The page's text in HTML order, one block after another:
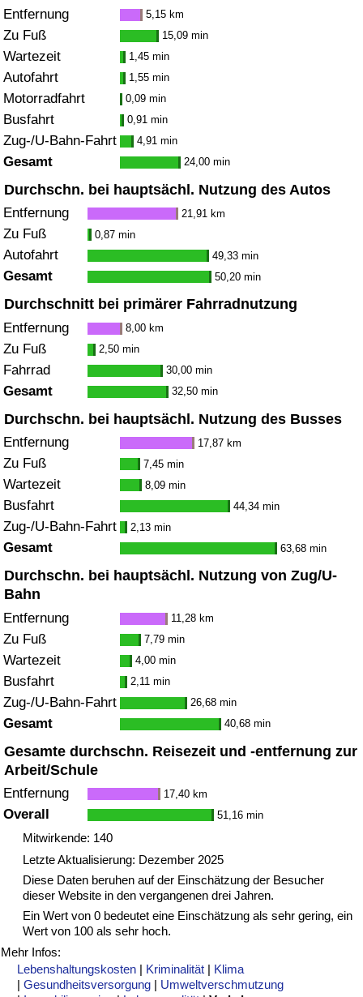
Entfernung 5,15 km
Zu Fuß 15,09 min
Wartezeit 1,45 min
Autofahrt 1,55 min
Motorradfahrt 0,09 min
Busfahrt 0,91 min
Zug-/U-Bahn-Fahrt 4,91 min
Gesamt 24,00 min
Durchschn. bei hauptsächl. Nutzung des Autos
Entfernung 21,91 km
Zu Fuß 0,87 min
Autofahrt 49,33 min
Gesamt 50,20 min
Durchschnitt bei primärer Fahrradnutzung
Entfernung 8,00 km
Zu Fuß 2,50 min
Fahrrad 30,00 min
Gesamt 32,50 min
Durchschn. bei hauptsächl. Nutzung des Busses
Entfernung 17,87 km
Zu Fuß 7,45 min
Wartezeit 8,09 min
Busfahrt 44,34 min
Zug-/U-Bahn-Fahrt 2,13 min
Gesamt 63,68 min
Durchschn. bei hauptsächl. Nutzung von Zug/U-
Bahn
Entfernung 11,28 km
Zu Fuß 7,79 min
Wartezeit 4,00 min
Busfahrt 2,11 min
Zug-/U-Bahn-Fahrt 26,68 min
Gesamt 40,68 min
Gesamte durchschn. Reisezeit und -entfernung zur
Arbeit/Schule
Entfernung 17,40 km
Overall 51,16 min
Mitwirkende: 140
Letzte Aktualisierung: Dezember 2025
Diese Daten beruhen auf der Einschätzung der Besucher
dieser Website in den vergangenen drei Jahren.
Ein Wert von 0 bedeutet eine Einschätzung als sehr gering, ein
Wert von 100 als sehr hoch.
Mehr Infos:
Lebenshaltungskosten | Kriminalität | Klima
|Gesundheitsversorgung | Umweltverschmutzung
Verkehrs-Index nach Land